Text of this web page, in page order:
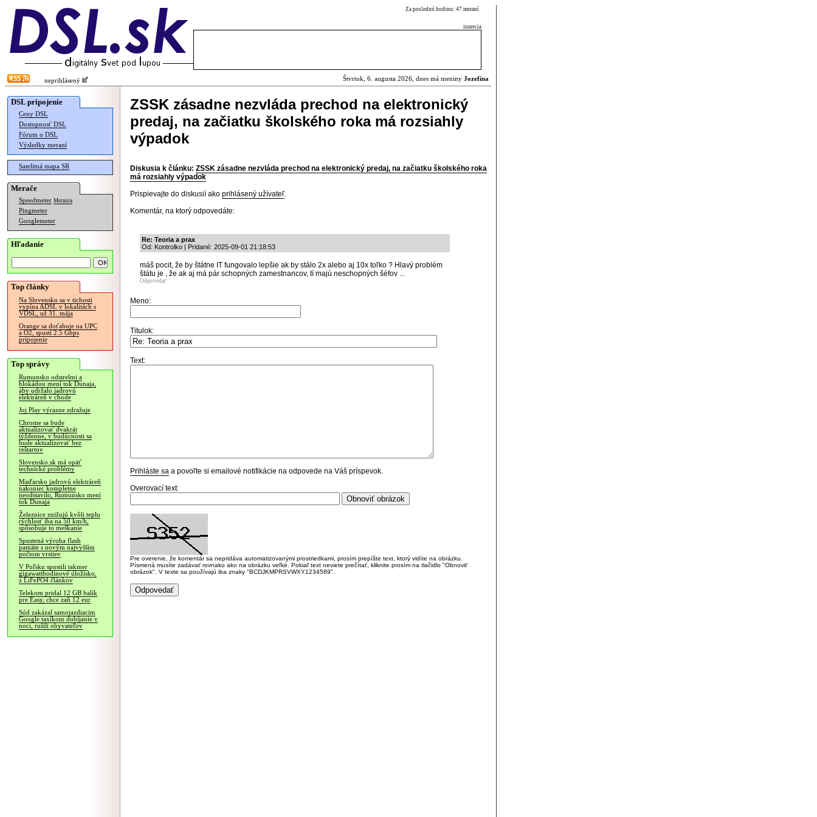
Za poslednú hodinu: 47 meraní
inzercia
neprihlásený Štvrtok, 6. augusta 2026, dnes má meniny Jozefína
DSL pripojenie
Ceny DSL
Dostupnosť DSL
Fórum o DSL
Výsledky meraní
Satelitná mapa SR
Merače
Speedmeter Merania
Pingmeter
Googlemeter
Hľadanie
Top články
Na Slovensku sa v tichosti
vypína ADSL v lokalitách s
VDSL, už 31. mája
Orange sa doťahuje na UPC
a O2, spustí 2.5 Gbps
pripojenie
Top správy
Rumunsko odstrelmi a
blokádou mení tok Dunaja,
aby udržalo jadrovú
elektráreň v chode
Joj Play výrazne zdražuje
Chrome sa bude
aktualizovať dvakrát
týždenne, v budúcnosti sa
bude aktualizovať bez
reštartov
Slovensko.sk má opäť
technické problémy
Maďarsko jadrovú elektráreň
nakoniec kompletne
neodstavilo, Rumunsko mení
tok Dunaja
Železnice znižujú kvôli teplu
rýchlosť iba na 50 km/h,
spôsobuje to meškanie
Spustená výroba flash
pamäte s novým najvyšším
počtom vrstiev
V Poľsku spustili takmer
gigawatthodinové úložisko,
z LiFePO4 článkov
Telekom pridal 12 GB balík
pre Easy, chce zaň 12 eur
Súd zakázal samojazdiacim
Google taxíkom dobíjanie v
noci, rušili obyvateľov
ZSSK zásadne nezvláda prechod na elektronický
predaj, na začiatku školského roka má rozsiahly
výpadok
Diskusia k článku: ZSSK zásadne nezvláda prechod na elektronický predaj, na začiatku školského roka
má rozsiahly výpadok
Prispievajte do diskusií ako prihlásený užívateľ.
Komentár, na ktorý odpovedáte:
Re: Teoria a prax
Od: Kontrolko | Pridané: 2025-09-01 21:18:53
máš pocit, že by štátne IT fungovalo lepšie ak by stálo 2x alebo aj 10x toľko ? Hlavý problém
štátu je , že ak aj má pár schopných zamestnancov, tí majú neschopných šéfov ...
Odpovedať
Meno:
Titulok:
Text:
Prihláste sa a povoľte si emailové notifikácie na odpovede na Váš príspevok.
Overovací text:
Pre overenie, že komentár sa nepridáva automatizovanými prostriedkami, prosím prepíšte text, ktorý vidíte na obrázku.
Písmená musíte zadávať rovnako ako na obrázku veľké. Pokiaľ text neviete prečítať, kliknite prosím na tlačidlo "Obnoviť
obrázok". V texte sa používajú iba znaky "BCDJKMPRSVWXY1234589".